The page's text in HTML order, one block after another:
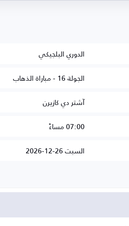
الدوري البلجيكي
الجولة 16 - مباراة الذهاب
آشتر دي كازيرن
07:00 مساءً
السبت 26-12-2026